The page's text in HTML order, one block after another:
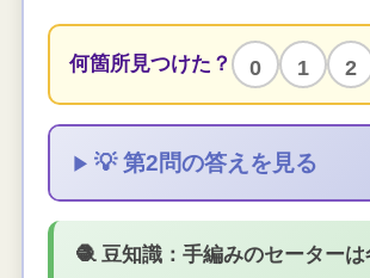
何箇所見つけた？ 0 1 2
💡 第2問の答えを見る
🧶 豆知識：手編みのセーターは